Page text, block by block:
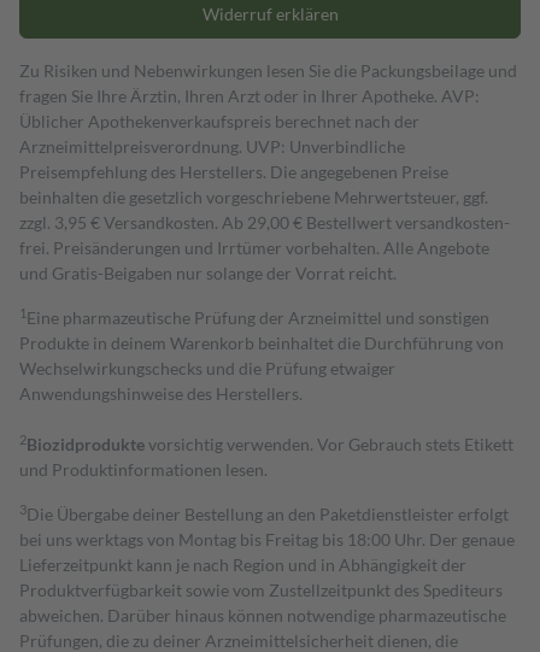
Widerruf erklären
Zu Risiken und Nebenwirkungen lesen Sie die Packungsbeilage und
fragen Sie Ihre Ärztin, Ihren Arzt oder in Ihrer Apotheke. AVP:
Üblicher Apothekenverkaufspreis berechnet nach der
Arzneimittelpreisverordnung. UVP: Unverbindliche
Preisempfehlung des Herstellers. Die angegebenen Preise
beinhalten die gesetzlich vorgeschriebene Mehrwertsteuer, ggf.
zzgl. 3,95 € Versandkosten. Ab 29,00 € Bestell­wert versand­kosten­
frei. Preisänderungen und Irrtümer vorbehalten. Alle Angebote
und Gratis-Beigaben nur solange der Vorrat reicht.
1 Eine pharmazeutische Prüfung der Arzneimittel und sonstigen
Produkte in deinem Warenkorb beinhaltet die Durchführung von
Wechselwirkungschecks und die Prüfung etwaiger
Anwendungshinweise des Herstellers.
2Biozidproduktevorsichtig verwenden. Vor Gebrauch stets Etikett
und Produktinformationen lesen.
3Die Übergabe deiner Bestellung an den Paketdienstleister erfolgt
bei uns werktags von Montag bis Freitag bis 18:00 Uhr. Der genaue
Lieferzeitpunkt kann je nach Region und in Abhängigkeit der
Produktverfügbarkeit sowie vom Zustellzeitpunkt des Spediteurs
abweichen. Darüber hinaus können notwendige pharmazeutische
Prüfungen, die zu deiner Arzneimittelsicherheit dienen, die